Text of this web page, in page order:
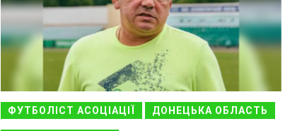
ФУТБОЛІСТ АСОЦІАЦІЇ ДОНЕЦЬКА ОБЛАСТЬ